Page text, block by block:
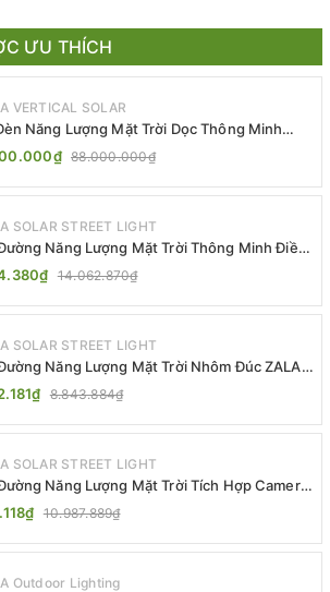
ƯU THÍCH
VERTICAL SOLAR
Năng Lượng Mặt Trời Dọc Thông Minh
360 | ZALAA Jsc
88.000.000₫
SOLAR STREET LIGHT
Năng Lượng Mặt Trời Thông Minh Điều
MPPT ZL-GMX01 ZALAA
14.062.870₫
SOLAR STREET LIGHT
Năng Lượng Mặt Trời Nhôm Đúc ZALAA
Cao Cấp IP65
8.843.884₫
SOLAR STREET LIGHT
Năng Lượng Mặt Trời Tích Hợp Camera
ZL-BJ04-CCTV (80W, IP65)
10.987.889₫
Outdoor Lighting